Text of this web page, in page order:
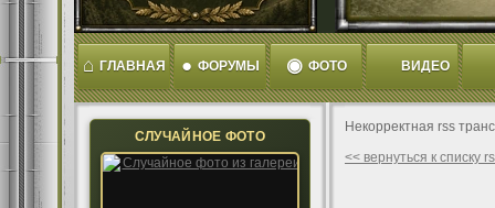
⌂ ГЛАВНАЯ ● ФОРУМЫ ◉ ФОТО ВИДЕО
СЛУЧАЙНОЕ ФОТО
Некорректная rss
<< вернуться к списку